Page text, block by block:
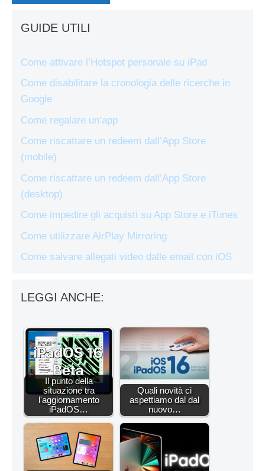
GUIDE UTILI
Come attivare l’Hotspot personale su iPad
Come disabilitare la cronologia delle ricerche in
Google
Come regalare un’app
Come riscattare un redeem dall’App Store
(mobile)
Come riscattare un redeem dall’App Store
(desktop)
Come impedire gli acquisti su App Store e iTunes
Come utilizzare AirPlay Mirroring
Come salvare allegati video dalle email con iOS
LEGGI ANCHE:
Il punto della
situazione tra
l'aggiornamento
iPadOS…
Quali novità ci
aspettiamo dal dal
nuovo…